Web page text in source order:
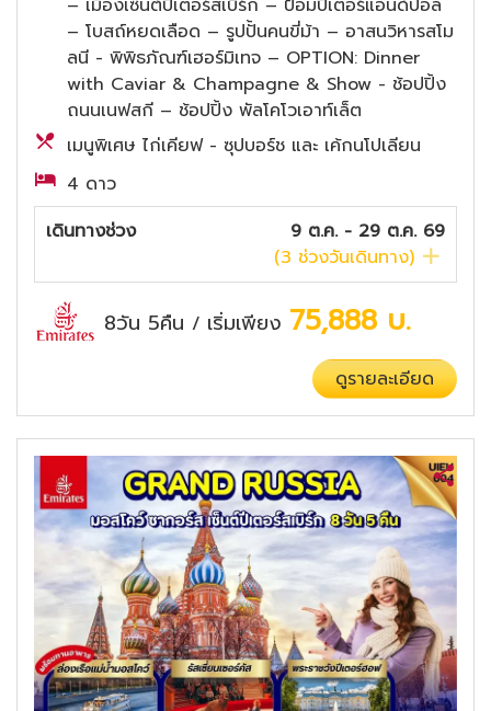
– เมืองเซ็นต์ปีเตอร์สเบิร์ก – ป้อมปีเตอร์แอนด์ปอล
– โบสถ์หยดเลือด – รูปปั้นคนขี่ม้า – อาสนวิหารสโม
ลนี - พิพิธภัณฑ์เฮอร์มิเทจ – OPTION: Dinner
with Caviar & Champagne & Show - ช้อปปิ้ง
ถนนเนฟสกี – ช้อปปิ้ง พัลโคโวเอาท์เล็ต
เมนูพิเศษ ไก่เคียฟ - ซุปบอร์ช และ เค้กนโปเลียน
4 ดาว
เดินทางช่วง
9 ต.ค. - 29 ต.ค. 69
(3 ช่วงวันเดินทาง)
8วัน 5คืน / เริ่มเพียง 75,888 บ.
ดูรายละเอียด